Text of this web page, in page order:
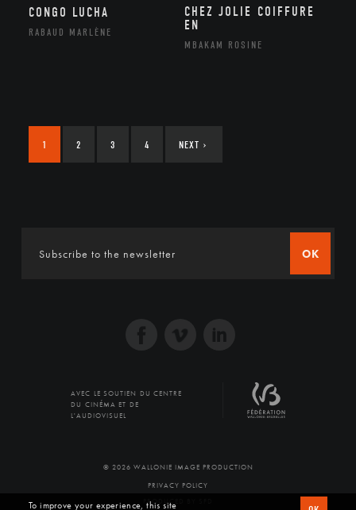
CONGO LUCHA
RABAUD MARLÈNE
CHEZ JOLIE COIFFURE
EN
MBAKAM ROSINE
1 2 3 4 NEXT ›
OK
AVEC LE SOUTIEN DU CENTRE
DU CINÉMA ET DE
L'AUDIOVISUEL
© 2026 WALLONIE IMAGE PRODUCTION
PRIVACY POLICY
PRODUCED BY SFD
To improve your experience, this site